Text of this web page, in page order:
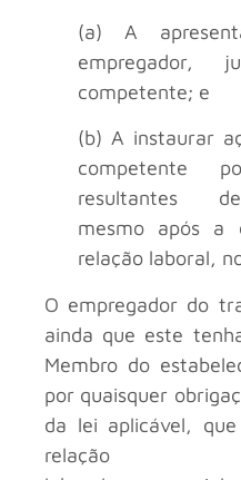
(a) A
empregador,
competente; e
(b) A instaurar
competente
resultantes
mesmo após a
relação laboral,
O empregador do
ainda que este
Membro do
por quaisquer
da lei aplicável,
relação